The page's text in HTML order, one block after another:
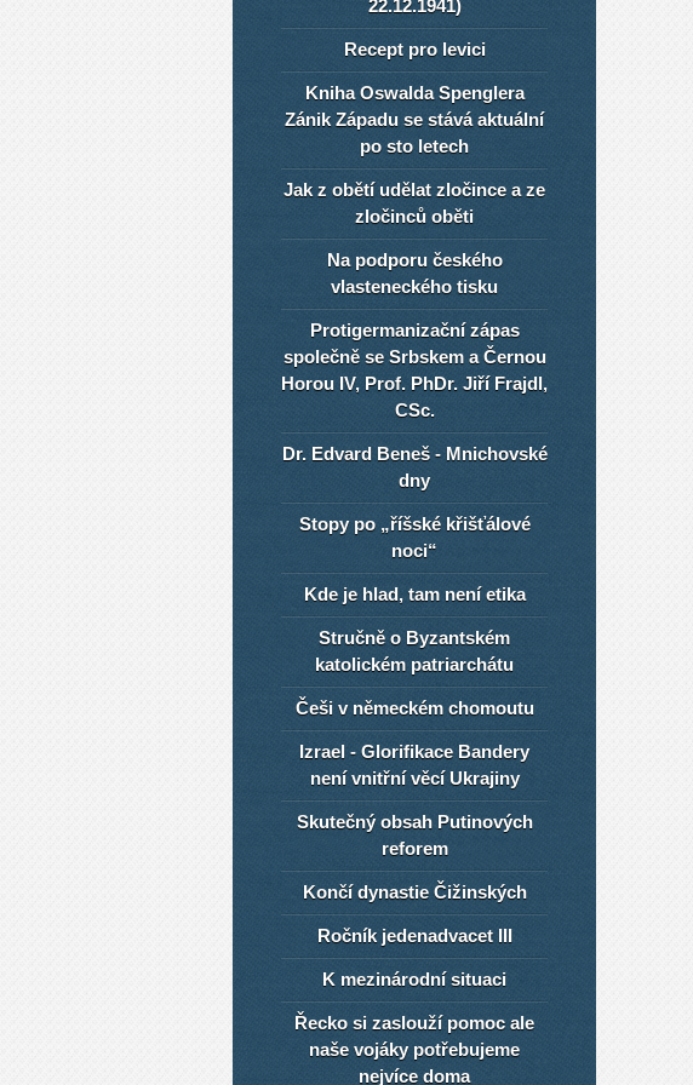
22.12.1941)
Recept pro levici
Kniha Oswalda Spenglera
Zánik Západu se stává aktuální
po sto letech
Jak z obětí udělat zločince a ze
zločinců oběti
Na podporu českého
vlasteneckého tisku
Protigermanizační zápas
společně se Srbskem a Černou
Horou IV, Prof. PhDr. Jiří Frajdl,
CSc.
Dr. Edvard Beneš - Mnichovské
dny
Stopy po „říšské křišťálové
noci“
Kde je hlad, tam není etika
Stručně o Byzantském
katolickém patriarchátu
Češi v německém chomoutu
Izrael - Glorifikace Bandery
není vnitřní věcí Ukrajiny
Skutečný obsah Putinových
reforem
Končí dynastie Čižinských
Ročník jedenadvacet III
K mezinárodní situaci
Řecko si zaslouží pomoc ale
naše vojáky potřebujeme
nejvíce doma